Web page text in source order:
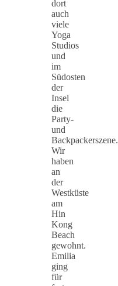
dort
auch
viele
Yoga
Studios
und
im
Südosten
der
Insel
die
Party-
und
Backpackerszene.
Wir
haben
an
der
Westküste
am
Hin
Kong
Beach
gewohnt.
Emilia
ging
für